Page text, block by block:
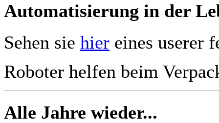
Automatisierung in der
Sehen sie hier eines userer
Roboter helfen beim
Alle Jahre wieder...